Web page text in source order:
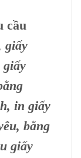
cầu
giấy
giấy
in giấy
bằng
giấy